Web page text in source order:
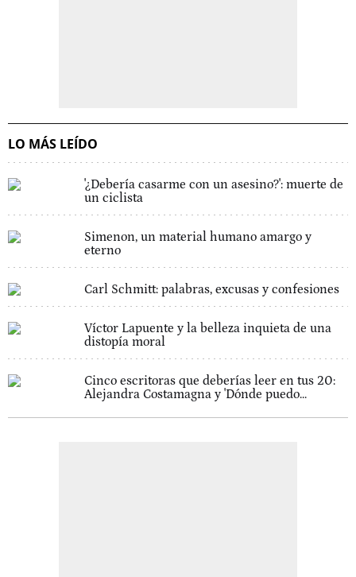
LO MÁS LEÍDO
'¿Debería casarme con un asesino?': muerte de
un ciclista
Simenon, un material humano amargo y
eterno
Carl Schmitt: palabras, excusas y confesiones
Víctor Lapuente y la belleza inquieta de una
distopía moral
Cinco escritoras que deberías leer en tus 20:
Alejandra Costamagna y 'Dónde puedo...